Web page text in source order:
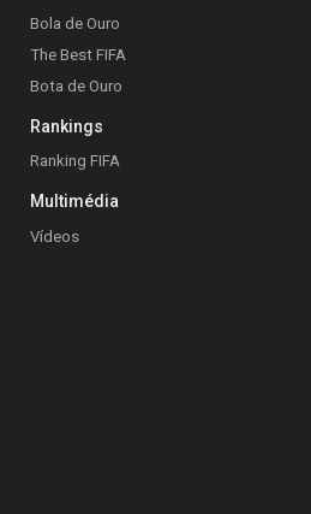
Bola de Ouro
The Best FIFA
Bota de Ouro
Rankings
Ranking FIFA
Multimédia
Vídeos